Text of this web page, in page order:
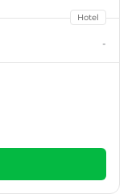
Hotel
-